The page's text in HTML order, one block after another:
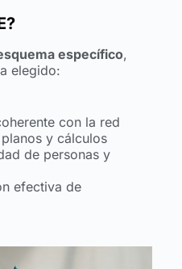
específico,
elegido:
con la red
y cálculos
de personas y
efectiva de